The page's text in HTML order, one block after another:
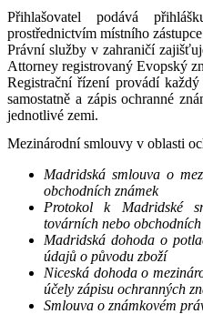
Přihlašovatel podává
prostřednictvím místního
Právní služby v zahraničí
Attorney registrovaný Evopský
Registrační řízení provádí
samostatně a zápis ochranné
jednotlivé zemi.
Mezinárodní smlouvy v oblasti
Madridská smlouva o
obchodních známek
Protokol k Madridské
továrních nebo obchodních
Madridská dohoda o
údajů o původu zboží
Niceská dohoda o
účely zápisu ochranných
Smlouva o známkovém